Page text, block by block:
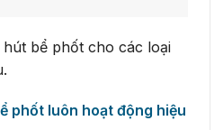
bể phốt cho các loại
phốt luôn hoạt động hiệu